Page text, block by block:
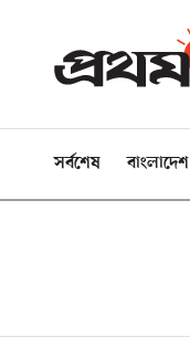
সর্বশেষ বাংলাদেশ